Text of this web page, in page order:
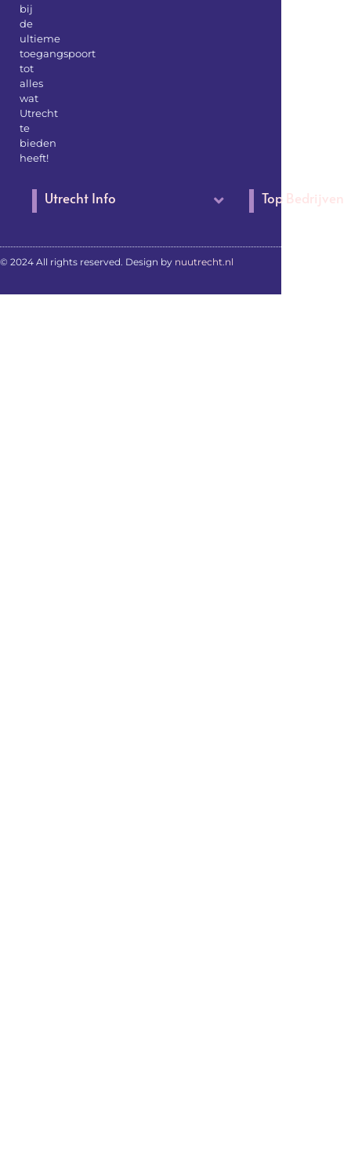
bij
de
ultieme
toegangspoort
tot
alles
wat
Utrecht
te
bieden
heeft!
Utrecht Info Top Bedrijven
© 2024 All rights reserved. Design by nuutrecht.nl